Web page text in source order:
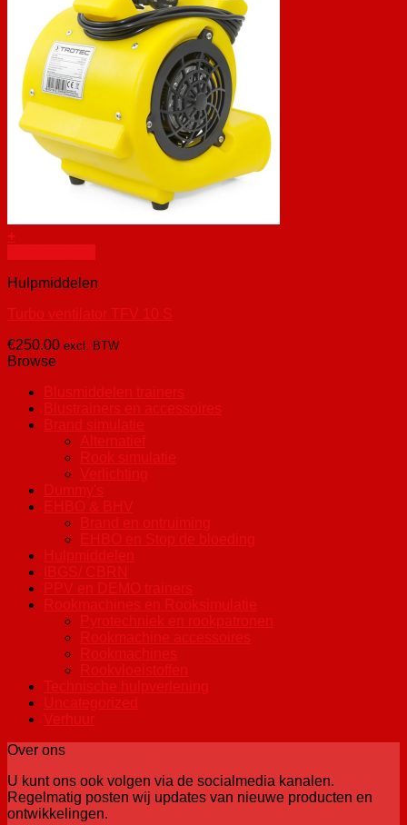
Geen producten in de winkelwagen.
+
Hulpmiddelen
Turbo ventilator TFV 10 S
€250.00 excl. BTW
Browse
Blusmiddelen trainers
Blustrainers en accessoires
Brand simulatie
Alternatief
Rook simulatie
Verlichting
Dummy's
EHBO & BHV
Brand en ontruiming
EHBO en Stop de bloeding
Hulpmiddelen
IBGS/ CBRN
PPV en DEMO trainers
Rookmachines en Rooksimulatie
Pyrotechniek en rookpatronen
Rookmachine accessoires
Rookmachines
Rookvloeistoffen
Technische hulpverlening
Uncategorized
Verhuur
Over ons
U kunt ons ook volgen via de socialmedia kanalen.
Regelmatig posten wij updates van nieuwe producten en
ontwikkelingen.